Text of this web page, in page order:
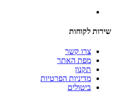
שירות לקוחות
צרו קשר
מפת האתר
תקנון
מדיניות הפרטיות
ביטולים